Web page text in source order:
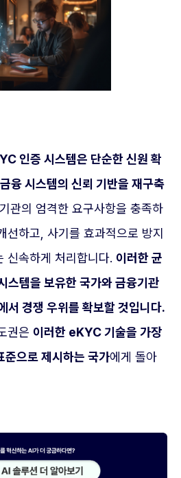
인증 시스템은 단순한 신원 확
융 시스템의 신뢰 기반을 재구축
관의 엄격한 요구사항을 충족하
선하고, 사기를 효과적으로 방지
신속하게 처리합니다. 이러한 균
스템을 보유한 국가와 금융기관
서 경쟁 우위를 확보할 것입니다.
권은 이러한 eKYC 기술을 가장
준으로 제시하는 국가에게 돌아